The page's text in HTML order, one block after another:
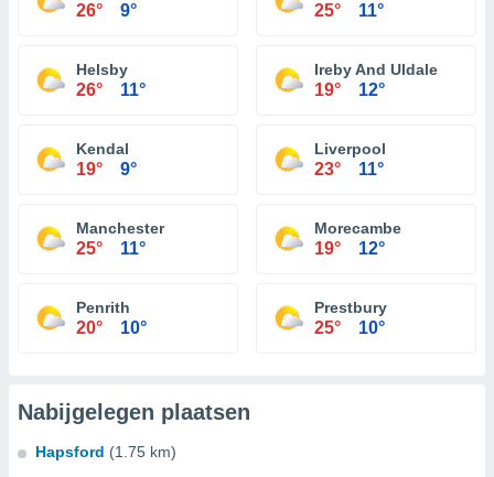
26° 9° 25° 11°
Helsby
26° 11°
Ireby And Uldale
19° 12°
Kendal
19° 9°
Liverpool
23° 11°
Manchester
25° 11°
Morecambe
19° 12°
Penrith
20° 10°
Prestbury
25° 10°
Nabijgelegen plaatsen
Hapsford (1.75 km)